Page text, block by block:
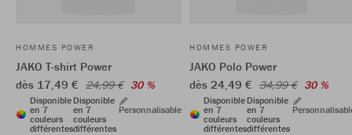
HOMMES POWER
JAKO T-shirt Power
dès 17,49 € 24,99 € 30 %
Disponible
en 7
couleurs
différentes
Disponible
en 7
couleurs
différentes
Personnalisable
HOMMES POWER
JAKO Polo Power
dès 24,49 € 34,99 € 30 %
Disponible
en 7
couleurs
différentes
Disponible
en 7
couleurs
différentes